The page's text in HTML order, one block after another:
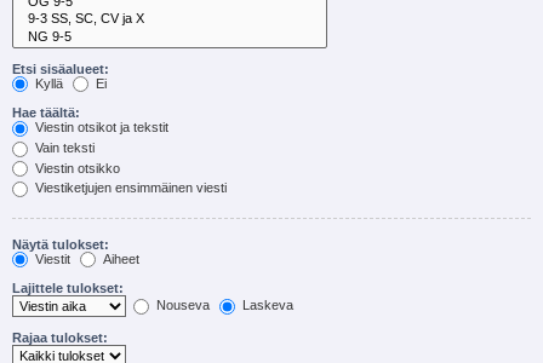
Etsi sisäalueet:
Kyllä
Ei
Hae täältä:
Viestin otsikot ja tekstit
Vain teksti
Viestin otsikko
Viestiketjujen ensimmäinen viesti
Näytä tulokset:
Viestit
Aiheet
Lajittele tulokset:
Nouseva
Laskeva
Rajaa tulokset: